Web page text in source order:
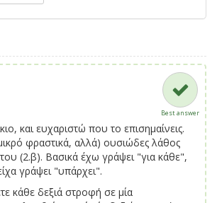
Best answer
και ευχαριστώ που το επισημαίνεις.
φραστικά, αλλά) ουσιώδες λάθος
(2.β). Βασικά έχω γράψει "για κάθε",
γράψει "υπάρχει".
κάθε δεξιά στροφή σε μία